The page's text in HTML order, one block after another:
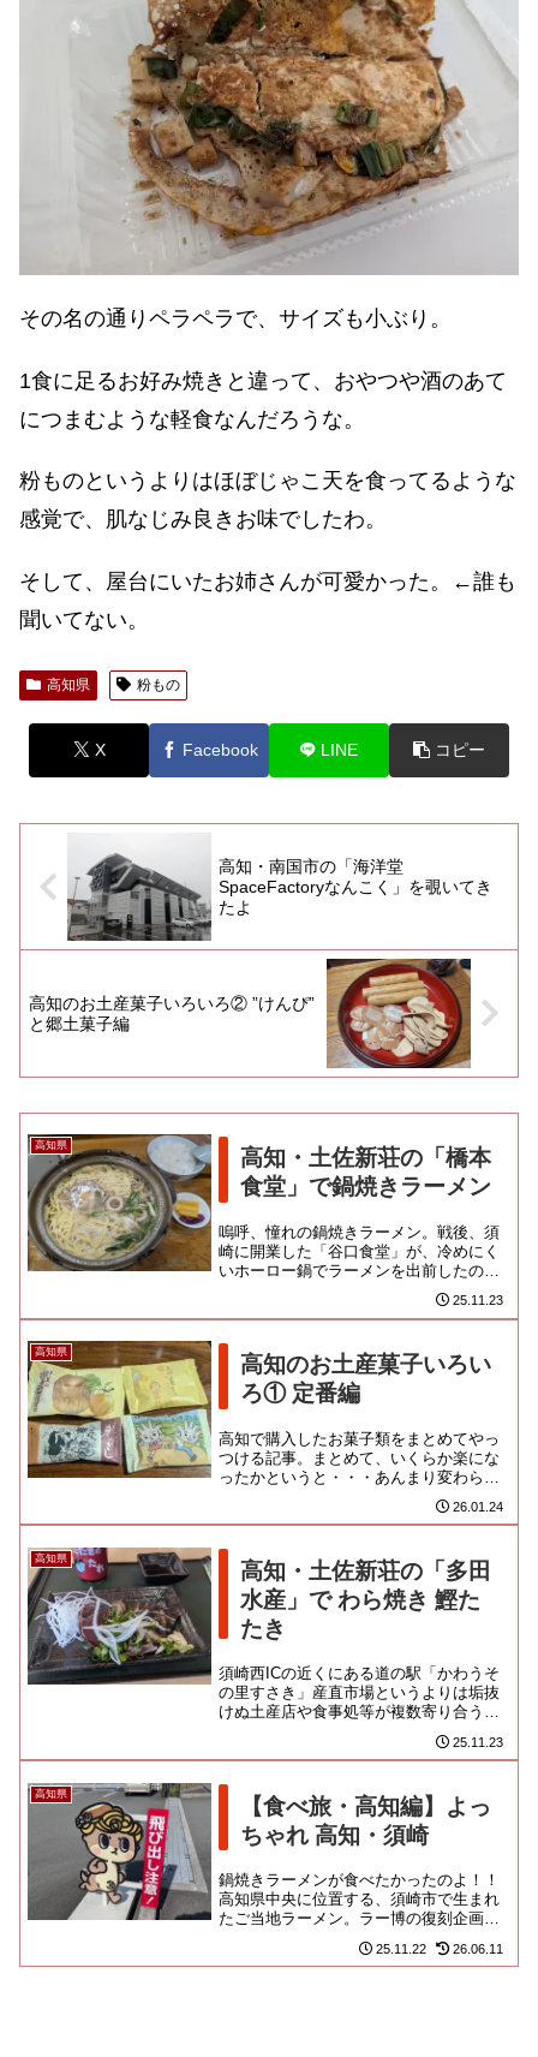
その名の通りペラペラで、サイズも小ぶり。
1食に足るお好み焼きと違って、おやつや酒のあて
につまむような軽食なんだろうな。
粉ものというよりはほぼじゃこ天を食ってるような
感覚で、肌なじみ良きお味でしたわ。
そして、屋台にいたお姉さんが可愛かった。←誰も
聞いてない。
高知県 粉もの
X Facebook LINE コピー
高知・南国市の「海洋堂
SpaceFactoryなんこく」を覗いてき
たよ
高知のお土産菓子いろいろ② ”けんぴ”
と郷土菓子編
高知県
高知・土佐新荘の「橋本
食堂」で鍋焼きラーメン
嗚呼、憧れの鍋焼きラーメン。戦後、須
崎に開業した「谷口食堂」が、冷めにく
いホーロー鍋でラーメンを出前したのが
事始めなんだって。港町であるご当地で
は、安くて旨くて体の温まる ...
25.11.23
高知県
高知のお土産菓子いろい
ろ① 定番編
高知で購入したお菓子類をまとめてやっ
つける記事。まとめて、いくらか楽にな
ったかというと・・・あんまり変わらん
ような気もします。長ぇから読み手も大
変だよね。。まずは「浜幸」売... 26.01.24
高知県
高知・土佐新荘の「多田
水産」で わら焼き 鰹た
たき
須崎西ICの近くにある道の駅「かわうそ
の里すさき」産直市場というよりは垢抜
けぬ土産店や食事処等が複数寄り合うタ
イプの、あんまり大きくはない道の駅で
す。中に入ると、こころなし...
25.11.23
高知県
【食べ旅・高知編】よっ
ちゃれ 高知・須崎
鍋焼きラーメンが食べたかったのよ！！
高知県中央に位置する、須崎市で生まれ
たご当地ラーメン。ラー博の復刻企画で
いただいて以来、いつか現地で食べてみ
たいなと憧れていたのです。高...
25.11.22 26.06.11